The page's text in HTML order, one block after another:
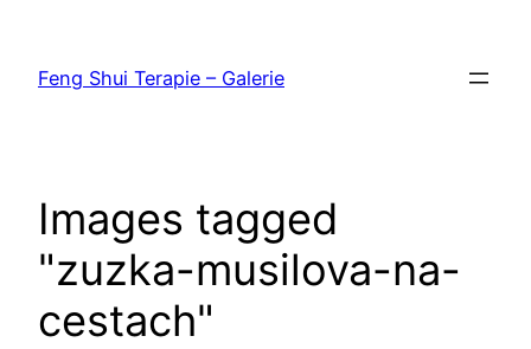
obsah
Feng Shui Terapie – Galerie
Images tagged
"zuzka-musilova-na-
cestach"